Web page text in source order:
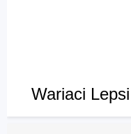
Wariaci